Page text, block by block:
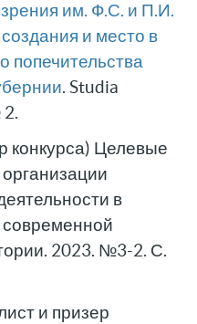
им. Ф.С. и П.И.
и место в
попечительства
. Studia
конкурса) Целевые
в
2023. №3-2. С.
и призер